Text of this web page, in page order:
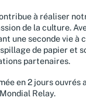
à réaliser
de la culture.
une seconde vie à
de papier et
partenaires.
en 2 jours ouvrés
Relay.